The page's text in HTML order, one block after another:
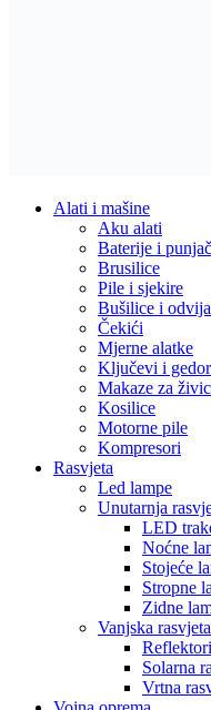
Alati i mašine
Aku alati
Baterije i
Brusilice
Pile i sjekire
Bušilice i
Čekići
Mjerne alatke
Ključevi i
Makaze za
Kosilice
Motorne pile
Kompresori
Rasvjeta
Led lampe
Unutarnja
LED
Noćne
Stojeće
Stropne
Zidne
Vanjska rasvjeta
Solarna
Vrtna